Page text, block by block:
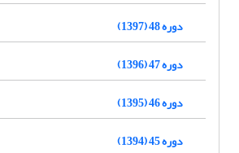
دوره 48 (1397)
دوره 47 (1396)
دوره 46 (1395)
دوره 45 (1394)